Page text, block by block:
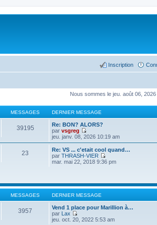
Inscription
Nous sommes le jeu. août 06,
MESSAGES DERNIER MESSAGE
39195
Re: BON? ALORS?
par vsgreg
C
o
n
s
u
l
r
l
e
d
e
n
jeu. janv. 08, 2026 10:19 am
23
Re: VS ... c'etait cool quand…
par THRASH-VIER
C
u
l
e
r
e
mar. mai 22, 2018 9:36 pm
MESSAGES DERNIER MESSAGE
3957
Vend 1 place pour Marillion à…
par Lax
C
jeu. oct. 20, 2022 5:53 am